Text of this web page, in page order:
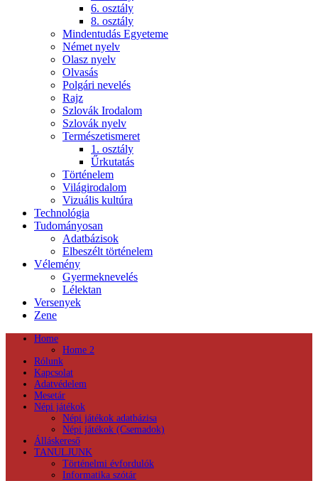
6. osztály
8. osztály
Mindentudás Egyeteme
Német nyelv
Olasz nyelv
Olvasás
Polgári nevelés
Rajz
Szlovák Irodalom
Szlovák nyelv
Természetismeret
1. osztály
Űrkutatás
Történelem
Világirodalom
Vizuális kultúra
Technológia
Tudományosan
Adatbázisok
Elbeszélt történelem
Vélemény
Gyermeknevelés
Lélektan
Versenyek
Zene
Home
Home 2
Rólunk
Kapcsolat
Adatvédelem
Mesetár
Népi játékok
Népi játékok adatbázisa
Népi játékok (Csemadok)
Álláskereső
TANULJUNK
Történelmi évfordulók
Informatika szótár